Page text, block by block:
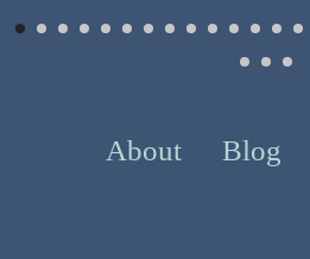
About Blog